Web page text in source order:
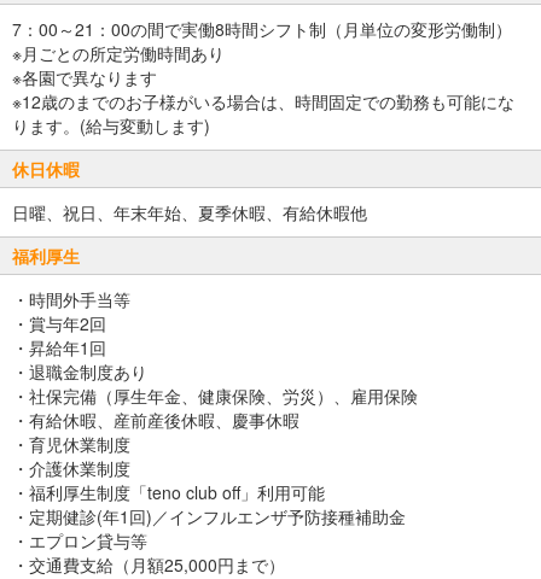
7：00～21：00の間で実働8時間シフト制（月単位の変形労働制）
※月ごとの所定労働時間あり
※各園で異なります
※12歳のまでのお子様がいる場合は、時間固定での勤務も可能にな
ります。(給与変動します)
休日休暇
日曜、祝日、年末年始、夏季休暇、有給休暇他
福利厚生
・時間外手当等
・賞与年2回
・昇給年1回
・退職金制度あり
・社保完備（厚生年金、健康保険、労災）、雇用保険
・有給休暇、産前産後休暇、慶事休暇
・育児休業制度
・介護休業制度
・福利厚生制度「teno club off」利用可能
・定期健診(年1回)／インフルエンザ予防接種補助金
・エプロン貸与等
・交通費支給（月額25,000円まで）